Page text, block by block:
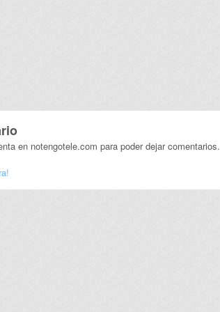
en notengotele.com para poder dejar comentarios.